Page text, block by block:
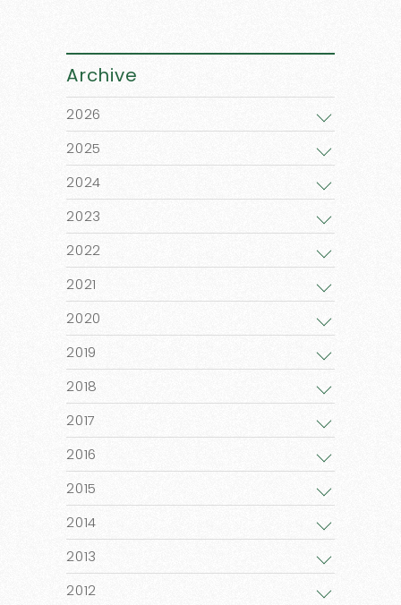
Archive
2026
2025
2024
2023
2022
2021
2020
2019
2018
2017
2016
2015
2014
2013
2012